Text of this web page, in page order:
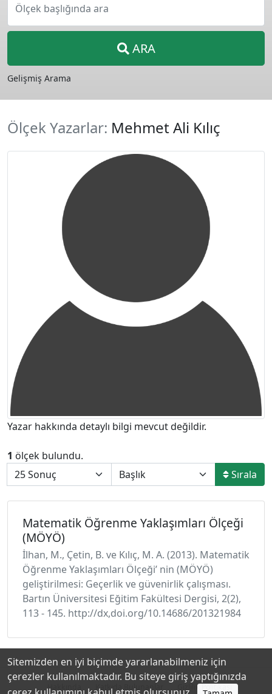
Ölçek başlığında ara
ARA
Gelişmiş Arama
Ölçek Yazarlar: Mehmet Ali Kılıç
Yazar hakkında detaylı bilgi mevcut değildir.
1 ölçek bulundu.
Sırala
Matematik Öğrenme Yaklaşımları Ölçeği
(MÖYÖ)
İlhan, M., Çetin, B. ve Kılıç, M. A. (2013). Matematik
Öğrenme Yaklaşımları Ölçeği’ nin (MÖYÖ)
geliştirilmesi: Geçerlik ve güvenirlik çalışması.
Bartın Üniversitesi Eğitim Fakültesi Dergisi, 2(2),
113 - 145. http://dx,doi.org/10.14686/201321984
Hakkında Katkıda Bulunanlar Gizlilik Politikası
Sitemizden en iyi biçimde yararlanabilmeniz için
çerezler kullanılmaktadır. Bu siteye giriş yaptığınızda